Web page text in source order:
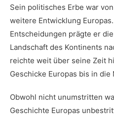
Sein politisches Erbe‌ war‍
‍weitere Entwicklung
Entscheidungen‌ prägte er
Landschaft​ des Kontinents⁣
reichte​ weit über seine‍ Zeit​
Geschicke Europas bis in‍ die
Obwohl nicht unumstritten
Geschichte Europas